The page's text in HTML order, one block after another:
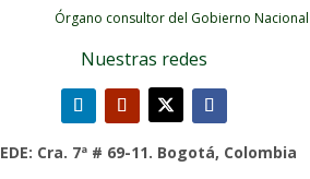
Órgano consultor del Gobierno
Nuestras redes
Cra. 7ª # 69-11. Bogotá, Colombia